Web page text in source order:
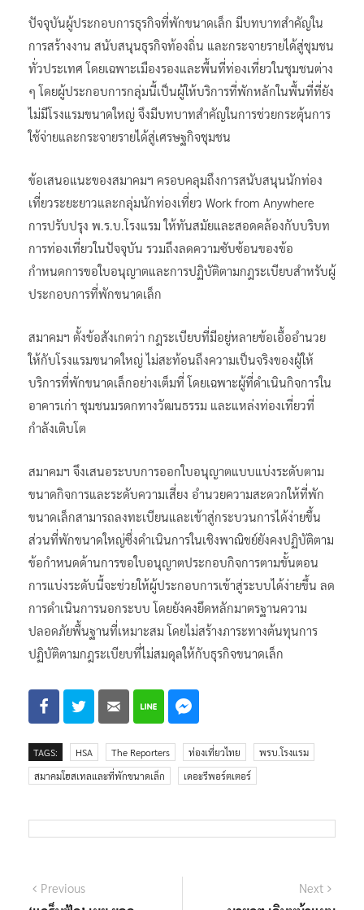
ปัจจุบันผู้ประกอบการธุรกิจที่พักขนาดเล็ก มีบทบาทสำคัญใน
การสร้างงาน สนับสนุนธุรกิจท้องถิ่น และกระจายรายได้สู่ชุมชน
ทั่วประเทศ โดยเฉพาะเมืองรองและพื้นที่ท่องเที่ยวในชุมชนต่าง
ๆ โดยผู้ประกอบการกลุ่มนี้เป็นผู้ให้บริการที่พักหลักในพื้นที่ที่ยัง
ไม่มีโรงแรมขนาดใหญ่ จึงมีบทบาทสำคัญในการช่วยกระตุ้นการ
ใช้จ่ายและกระจายรายได้สู่เศรษฐกิจชุมชน
ข้อเสนอแนะของสมาคมฯ ครอบคลุมถึงการสนับสนุนนักท่อง
เที่ยวระยะยาวและกลุ่มนักท่องเที่ยว Work from Anywhere
การปรับปรุง พ.ร.บ.โรงแรม ให้ทันสมัยและสอดคล้องกับบริบท
การท่องเที่ยวในปัจจุบัน รวมถึงลดความซับซ้อนของข้อ
กำหนดการขอใบอนุญาตและการปฏิบัติตามกฎระเบียบสำหรับผู้
ประกอบการที่พักขนาดเล็ก
สมาคมฯ ตั้งข้อสังเกตว่า กฎระเบียบที่มีอยู่หลายข้อเอื้ออำนวย
ให้กับโรงแรมขนาดใหญ่ ไม่สะท้อนถึงความเป็นจริงของผู้ให้
บริการที่พักขนาดเล็กอย่างเต็มที่ โดยเฉพาะผู้ที่ดำเนินกิจการใน
อาคารเก่า ชุมชนมรดกทางวัฒนธรรม และแหล่งท่องเที่ยวที่
กำลังเติบโต
สมาคมฯ จึงเสนอระบบการออกใบอนุญาตแบบแบ่งระดับตาม
ขนาดกิจการและระดับความเสี่ยง อำนวยความสะดวกให้ที่พัก
ขนาดเล็กสามารถลงทะเบียนและเข้าสู่กระบวนการได้ง่ายขึ้น
ส่วนที่พักขนาดใหญ่ซึ่งดำเนินการในเชิงพาณิชย์ยังคงปฏิบัติตาม
ข้อกำหนดด้านการขอใบอนุญาตประกอบกิจการตามขั้นตอน
การแบ่งระดับนี้จะช่วยให้ผู้ประกอบการเข้าสู่ระบบได้ง่ายขึ้น ลด
การดำเนินการนอกระบบ โดยยังคงยึดหลักมาตรฐานความ
ปลอดภัยพื้นฐานที่เหมาะสม โดยไม่สร้างภาระทางต้นทุนการ
ปฏิบัติตามกฎระเบียบที่ไม่สมดุลให้กับธุรกิจขนาดเล็ก
TAGS: HSA The Reporters ท่องเที่ยวไทย
พรบ.โรงแรม
สมาคมโฮสเทลและที่พักขนาดเล็ก
เดอะรีพอร์ตเตอร์
แนะแนว
PreviousPrevious
Next